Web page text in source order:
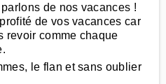
de nos vacances !
de vos vacances car
revoir comme chaque
le flan et sans oublier